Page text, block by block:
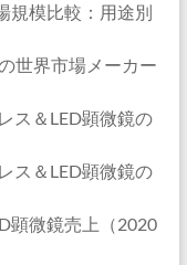
規模比較：用途別
世界市場メーカー
ス＆LED顕微鏡の
ス＆LED顕微鏡の
顕微鏡売上（2020